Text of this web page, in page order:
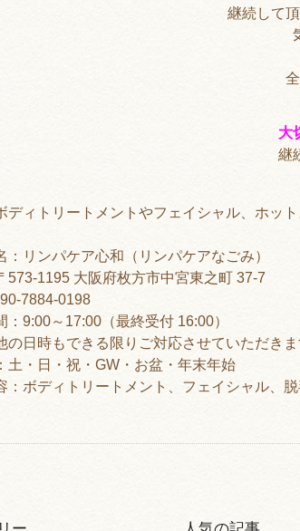
継続して
大
継
ディトリートメントやフェイシャル、ホッ
：リンパケア心和（リンパケアなごみ）
573-1195 大阪府枚方市中宮東之町 37-7
7884-0198
：9:00～17:00（最終受付 16:00）
日時もできる限りご対応させていただき
土・日・祝・GW・お盆・年末年始
：ボディトリートメント、フェイシャル、